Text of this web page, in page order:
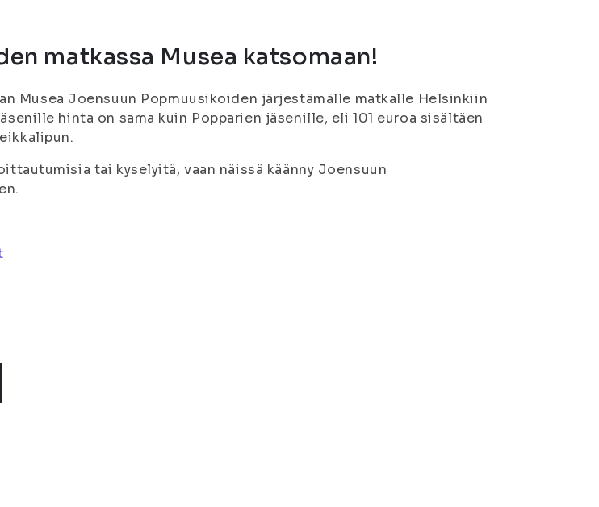
matkassa Musea katsomaan!
Musea Joensuun Popmuusikoiden järjestämälle matkalle Helsinkiin
hinta on sama kuin Popparien jäsenille, eli 101 euroa sisältäen
tai kyselyitä, vaan näissä käänny Joensuun